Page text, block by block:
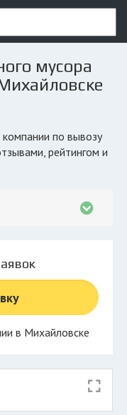
мусора
рейтингом и
в Михайловске